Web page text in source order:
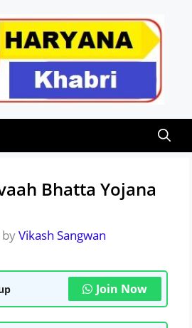
Bhatta Yojana
byVikash Sangwan
Join Now